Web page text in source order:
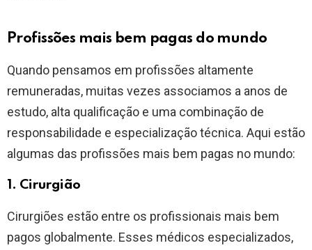
Profissões mais bem pagas do mundo
Quando pensamos em profissões altamente
remuneradas, muitas vezes associamos a anos de
estudo, alta qualificação e uma combinação de
responsabilidade e especialização técnica. Aqui estão
algumas das profissões mais bem pagas no mundo:
1. Cirurgião
Cirurgiões estão entre os profissionais mais bem
pagos globalmente. Esses médicos especializados,